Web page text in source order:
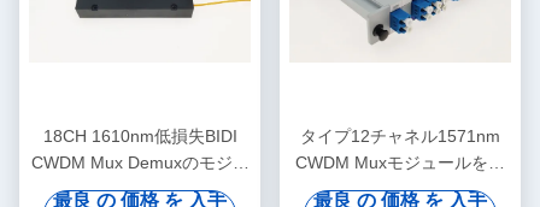
18CH 1610nm低損失BIDI
CWDM Mux Demuxのモジュ
ール
最良 の 価格 を 入手
タイプ12チャネル1571nm
CWDM Muxモジュールを挿
入して下さい
最良 の 価格 を 入手